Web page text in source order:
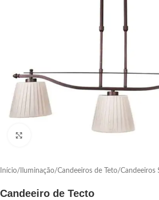
Início/ Iluminação/Candeeiros de Teto/Candeeiros
Candeeiro de Tecto